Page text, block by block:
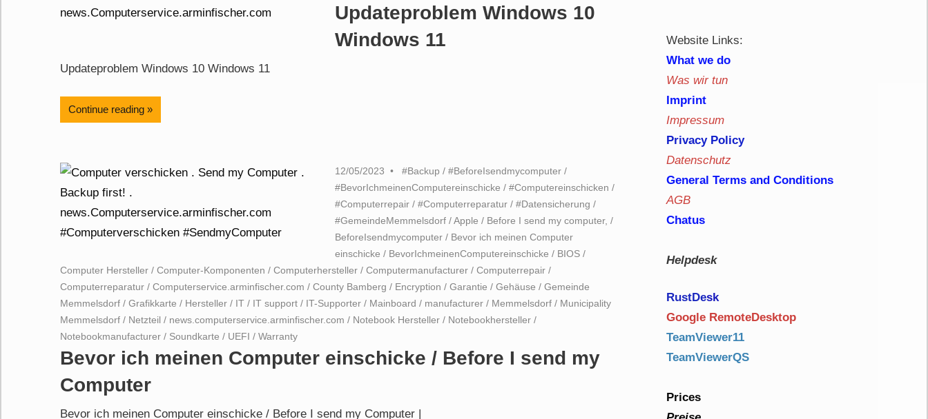
Updateproblem Windows 10
Windows 11
Updateproblem Windows 10 Windows 11
Continue reading
12/05/2023 #Backup /#BeforeIsendmycomputer /
#BevorIchmeinenComputereinschicke /#Computereinschicken /
#Computerrepair /#Computerreparatur /#Datensicherung /
#GemeindeMemmelsdorf /Apple / Before I send my computer, /
BeforeIsendmycomputer / Bevor ich meinen Computer
einschicke / BevorIchmeinenComputereinschicke / BIOS /
Computer Hersteller / Computer-Komponenten / Computerhersteller / Computermanufacturer / Computerrepair /
Computerreparatur / Computerservice.arminfischer.com / County Bamberg / Encryption / Garantie / Gehäuse / Gemeinde
Memmelsdorf / Grafikkarte / Hersteller / IT / IT support / IT-Supporter / Mainboard / manufacturer / Memmelsdorf / Municipality
Memmelsdorf / Netzteil / news.computerservice.arminfischer.com / Notebook Hersteller / Notebookhersteller /
Notebookmanufacturer / Soundkarte / UEFI / Warranty
Bevor ich meinen Computer einschicke / Before I send my
Computer
Bevor ich meinen Computer einschicke / Before I send my Computer |
Website Links:
What we do
Was wir tun
Imprint
Impressum
Privacy Policy
Datenschutz
General Terms and Conditions
AGB
Chatus
Helpdesk
RustDesk
Google RemoteDesktop
TeamViewer11
TeamViewerQS
Prices